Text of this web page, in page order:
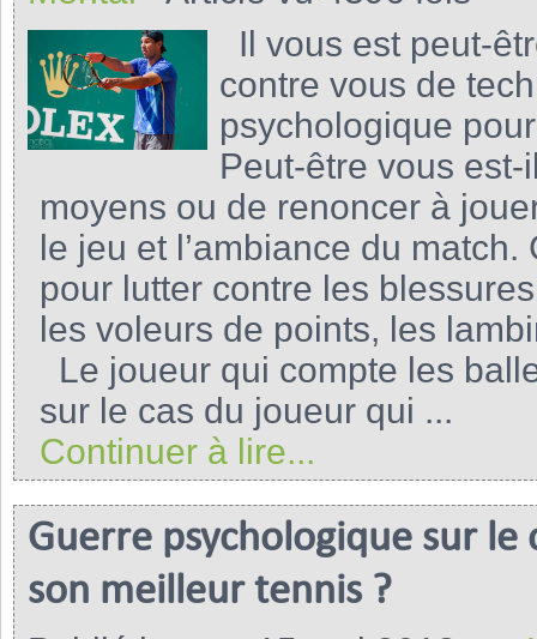
Il vous est peut-
contre vous de
psychologique
Peut-être vous est-
moyens ou de renoncer à
le jeu et l’ambiance du
pour lutter contre les
les voleurs de points, les
Le joueur qui compte les
sur le cas du joueur qui ...
Continuer à lire...
Guerre psychologique sur
son meilleur tennis ?